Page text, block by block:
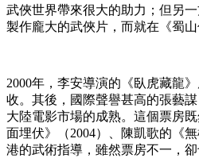
武俠世界帶來很大的助力；但另
製作龐大的武俠片，而就在《蜀
2000年，李安導演的《臥虎藏龍
收。其後，國際聲譽甚高的張藝
大陸電影市場的成熟。這個票房
面埋伏》（2004）、陳凱歌的《
港的武術指導，雖然票房不一，